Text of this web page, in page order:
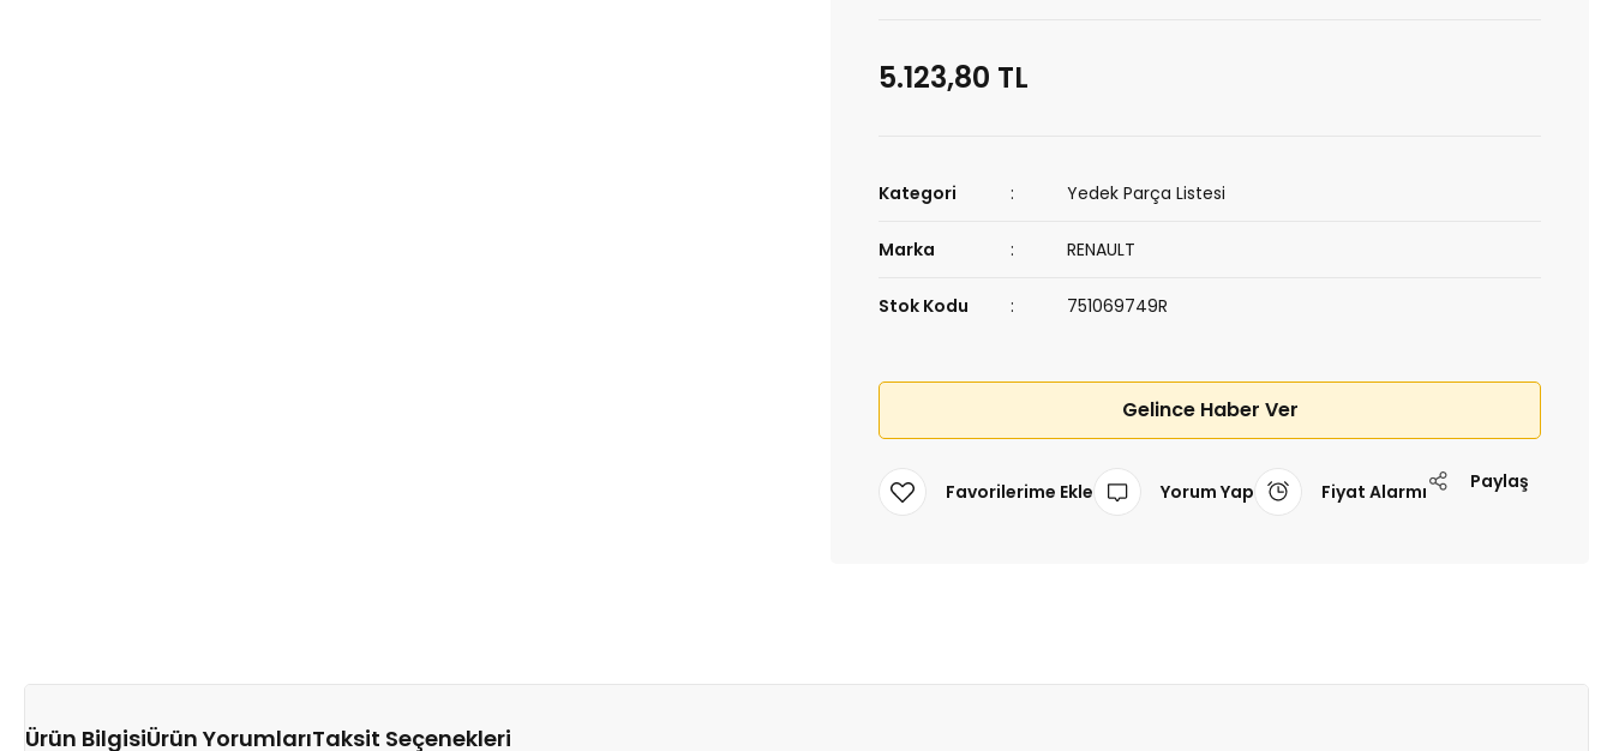
5.123,80 TL
Kategori Yedek Parça Listesi
Marka RENAULT
Stok Kodu 751069749R
Gelince Haber Ver
Yorum Yap Fiyat Alarmı Paylaş
Ürün BilgisiÜrün YorumlarıTaksit Seçenekleri